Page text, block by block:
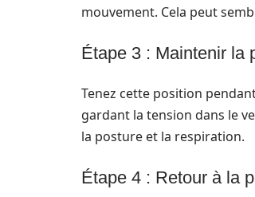
mouvement. Cela peut
Étape 3 : Maintenir la
Tenez cette position
gardant la tension dans le
la posture et la respiration.
Étape 4 : Retour à la